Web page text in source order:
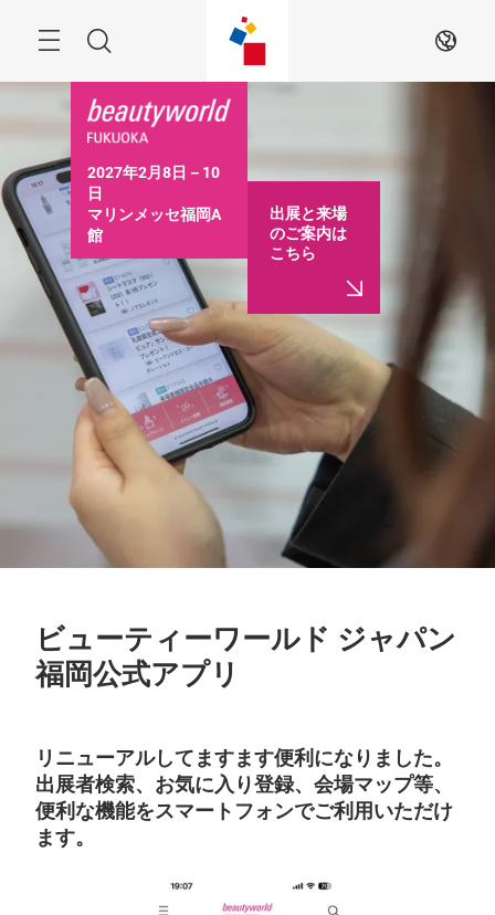
索
JA
2027年2月8日－10
日
マリンメッセ福岡A
館
10:00－17:00（最終
日は16:30まで）
出展と来場
のご案内は
こちら
ビューティーワールド ジャパン
福岡公式アプリ
リニューアルしてますます便利になりました。
出展者検索、お気に入り登録、会場マップ等、
便利な機能をスマートフォンでご利用いただけ
ます。